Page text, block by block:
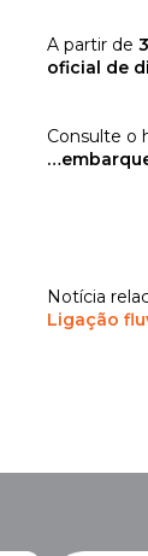
A partir de
oficial de
Consulte o
Notícia
Ligação